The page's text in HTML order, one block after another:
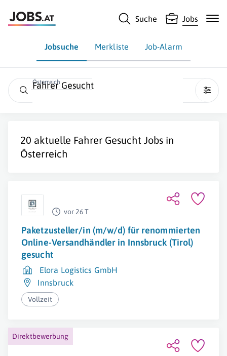
Suche Jobs
Jobsuche Merkliste Job-Alarm
Österreich
Fahrer Gesucht
20 aktuelle Fahrer Gesucht Jobs in
Österreich
vor 26 T
Paketzusteller/in (m/w/d) für renommierten
Online-Versandhändler in Innsbruck (Tirol)
gesucht
Elora Logistics GmbH
Innsbruck
Vollzeit
Direktbewerbung